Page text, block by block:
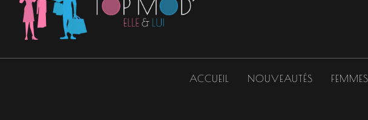
ACCUEIL NOUVEAUTÉS FEMMES